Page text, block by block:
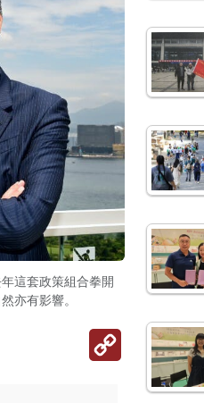
這套政策組合拳開
亦有影響。
Copy